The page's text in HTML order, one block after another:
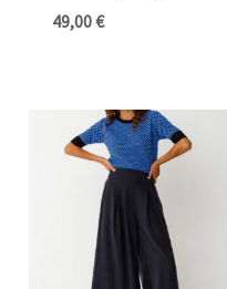
49,00€
El
precio
original
119,00 €.
El
precio
actual